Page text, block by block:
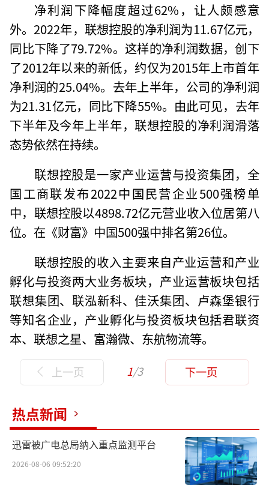
净利润下降幅度超过62%，让人颇感意
外。2022年，联想控股的净利润为11.67亿元，
同比下降了79.72%。这样的净利润数据，创下
了2012年以来的新低，约仅为2015年上市首年
净利润的25.04%。去年上半年，公司的净利润
为21.31亿元，同比下降55%。由此可见，去年
下半年及今年上半年，联想控股的净利润滑落
态势依然在持续。
联想控股是一家产业运营与投资集团，全
国工商联发布2022中国民营企业500强榜单
中，联想控股以4898.72亿元营业收入位居第八
位。在《财富》中国500强中排名第26位。
联想控股的收入主要来自产业运营和产业
孵化与投资两大业务板块，产业运营板块包括
联想集团、联泓新科、佳沃集团、卢森堡银行
等知名企业，产业孵化与投资板块包括君联资
本、联想之星、富瀚微、东航物流等。
上一页 1/3 下一页
热点新闻
迅雷被广电总局纳入重点监测平台
2026-08-06 09:52:20